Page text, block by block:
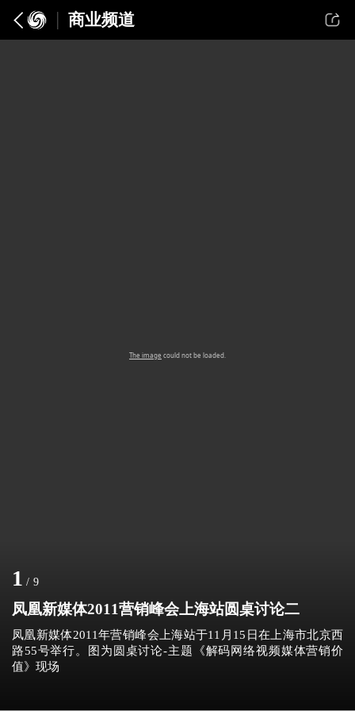
商业频道
The image could not be loaded.
1 / 9
凤凰新媒体2011营销峰会上海站圆桌讨论二
凤凰新媒体2011年营销峰会上海站于11月15日在上海市北京西
路55号举行。图为圆桌讨论-主题《解码网络视频媒体营销价
值》现场